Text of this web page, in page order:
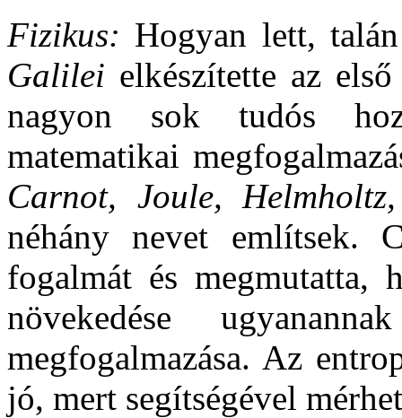
Fizikus: Hogyan lett,
Galilei elkészítette az
nagyon sok tudós
matematikai
Carnot, Joule,
néhány nevet említsek.
fogalmát és
növekedése
megfogalmazása. Az
jó, mert segítségével